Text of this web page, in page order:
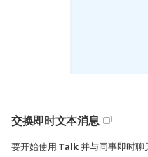
交换即时文本消息
要开始使用 Talk并与同事即时聊